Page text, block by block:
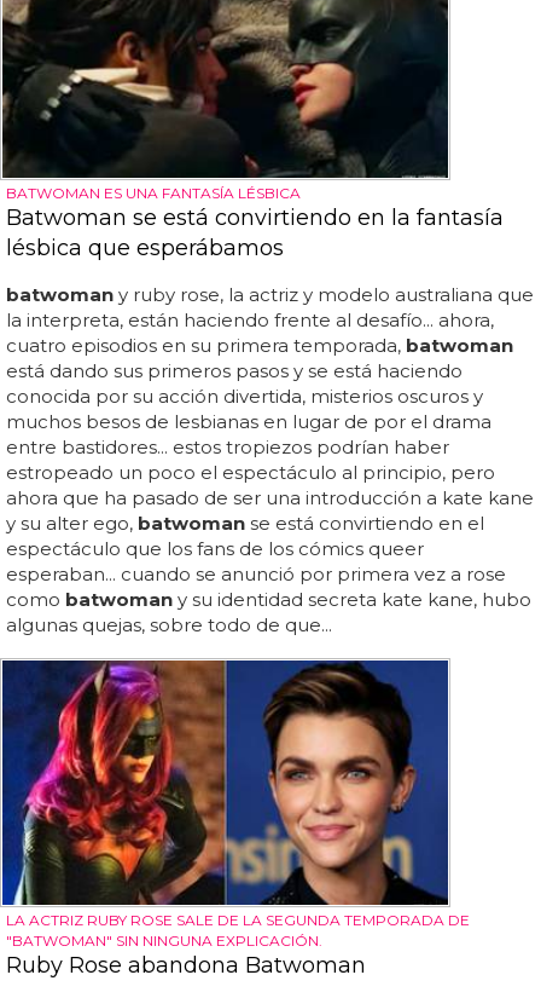
BATWOMAN ES UNA FANTASÍA LÉSBICA
Batwoman se está convirtiendo en la fantasía
lésbica que esperábamos
batwoman y ruby rose, la actriz y modelo australiana que
la interpreta, están haciendo frente al desafío... ahora,
cuatro episodios en su primera temporada, batwoman
está dando sus primeros pasos y se está haciendo
conocida por su acción divertida, misterios oscuros y
muchos besos de lesbianas en lugar de por el drama
entre bastidores... estos tropiezos podrían haber
estropeado un poco el espectáculo al principio, pero
ahora que ha pasado de ser una introducción a kate kane
y su alter ego, batwoman se está convirtiendo en el
espectáculo que los fans de los cómics queer
esperaban... cuando se anunció por primera vez a rose
como batwoman y su identidad secreta kate kane, hubo
algunas quejas, sobre todo de que...
LA ACTRIZ RUBY ROSE SALE DE LA SEGUNDA TEMPORADA DE
"BATWOMAN" SIN NINGUNA EXPLICACIÓN.
Ruby Rose abandona Batwoman